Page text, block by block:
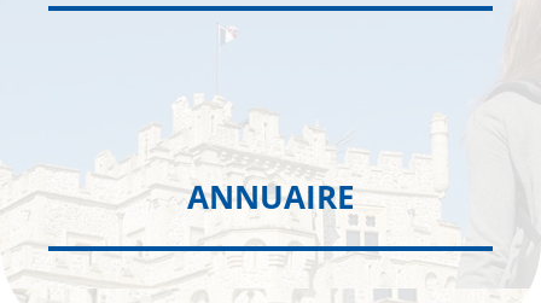
ANNUAIRE